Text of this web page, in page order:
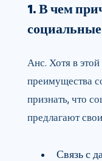
1. В чем
Анс. Хотя в
преимущества
признать, что
предлагают
Связь с